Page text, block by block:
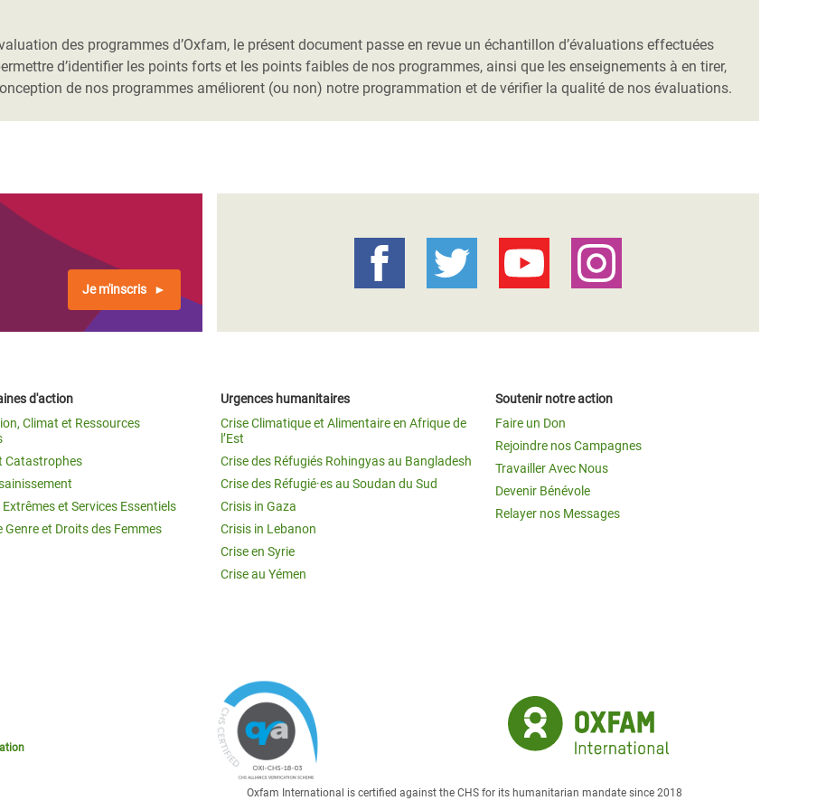
en Afrique de
des Réfugié·es au
du Sud
des programmes d’Oxfam, le présent document passe en revue un échantillon d’évaluations effectuées
d’identifier les points forts et les points faibles de nos programmes, ainsi que les enseignements à en tirer,
de nos programmes améliorent (ou non) notre programmation et de vérifier la qualité de nos évaluations.
Je m'inscris
d'action
Climat et Ressources
Catastrophes
et Services Essentiels
Genre et Droits des Femmes
Urgences humanitaires
Crise Climatique et Alimentaire en Afrique de
l’Est
Crise des Réfugiés Rohingyas au Bangladesh
Crise des Réfugié·es au Soudan du Sud
Crisis in Gaza
Crisis in Lebanon
Crise en Syrie
Crise au Yémen
Soutenir notre action
Faire un Don
Rejoindre nos Campagnes
Travailler Avec Nous
Devenir Bénévole
Relayer nos Messages
Oxfam International is certified against the CHS for its humanitarian mandate since 2018